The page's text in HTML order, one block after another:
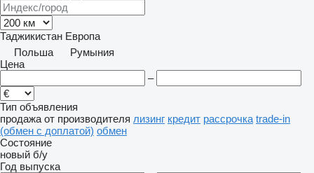
Таджикистан Европа
Польша
Румыния
Цена
–
Тип объявления
продажа от производителя лизинг кредит рассрочка trade-in
(обмен с доплатой) обмен
Состояние
новый б/у
Год выпуска